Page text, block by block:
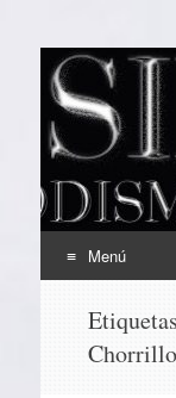
EL
Periodismo
Menú
contenido